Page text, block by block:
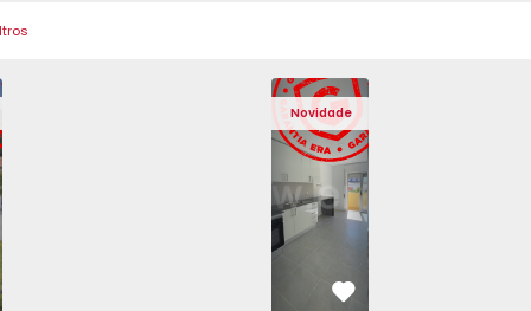
Angra do Heroísmo, São Mateus da Calheta - 1575310 - 40
T3 Angra do Heroísmo, São Mateus da Calheta -
Moradia Geminada T3 Angra do Heroísmo, São Mateus da
Moradia Geminada T3 Angra do Heroísmo, São
Moradia Geminada T3 Angra do
Moradia Geminada T3
Moradia
Novidade
Apartamento T2 Seixal, Amora - 1575805
Apartamento T2 Seixal,
Apartamento T2
Favorito